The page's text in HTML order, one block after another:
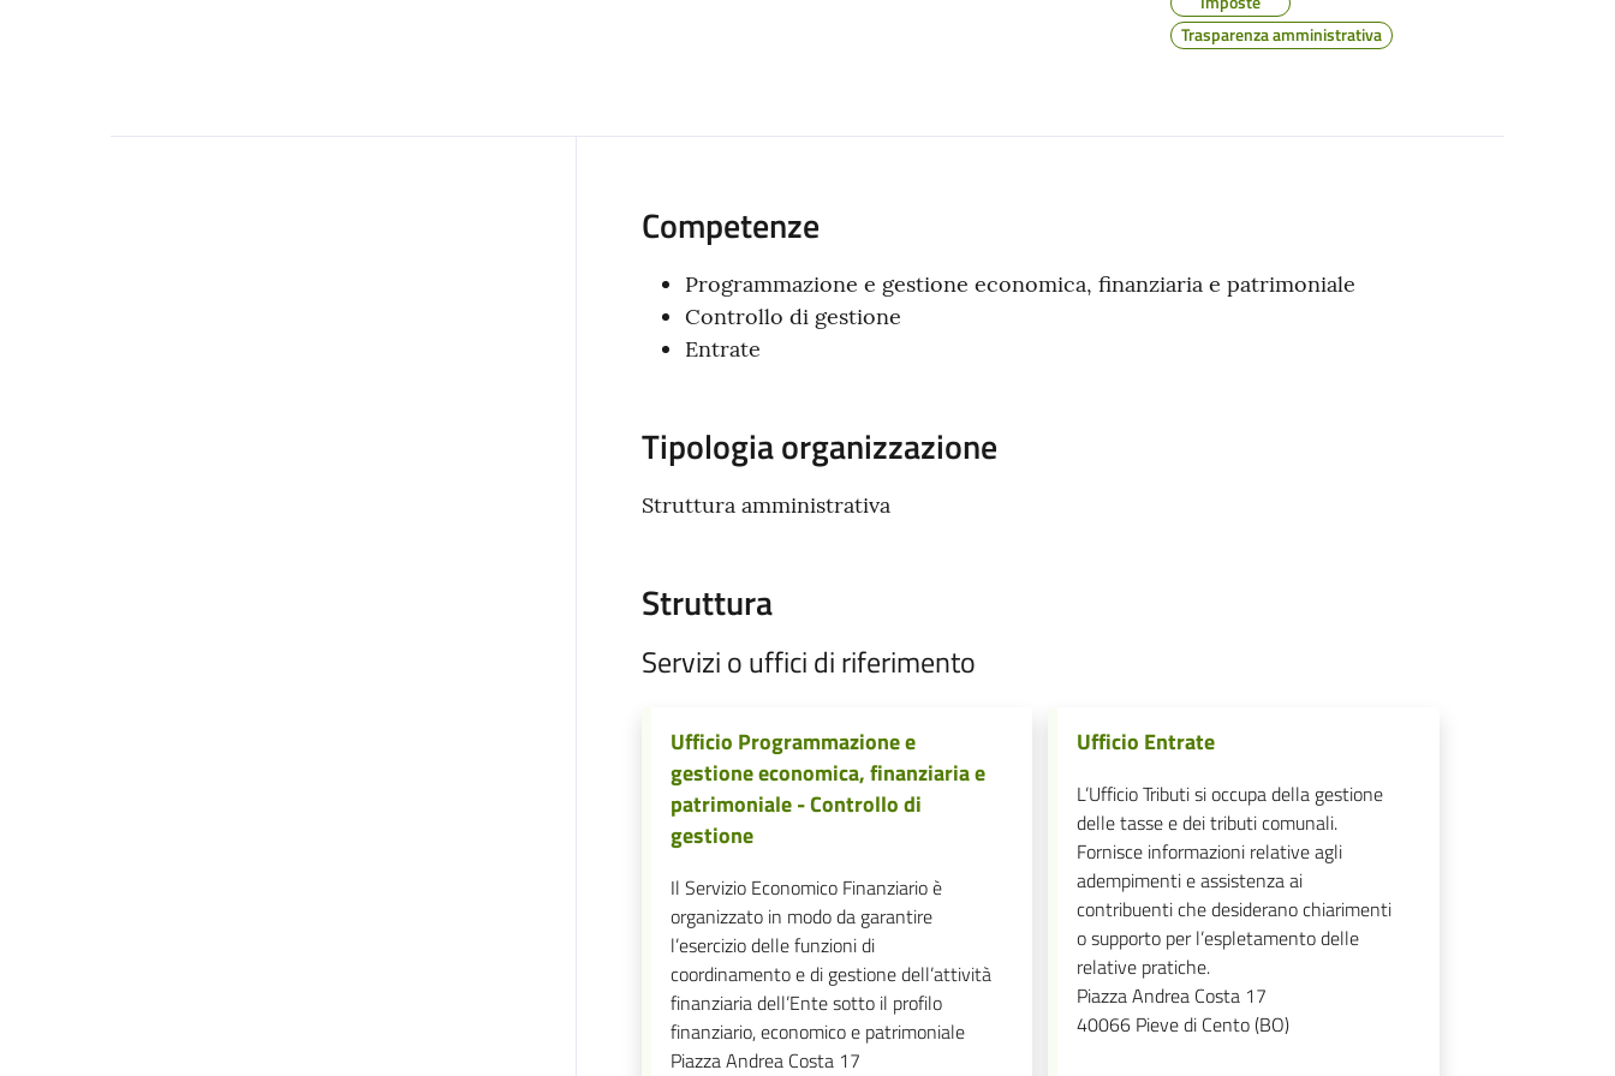
Trasparenza amministrativa
Competenze
Programmazione e gestione economica, finanziaria e patrimoniale
Controllo di gestione
Entrate
Tipologia organizzazione
Struttura amministrativa
Struttura
Servizi o uffici di riferimento
Ufficio Programmazione e
gestione economica, finanziaria e
patrimoniale - Controllo di
gestione
Il Servizio Economico Finanziario è
organizzato in modo da garantire
l’esercizio delle funzioni di
coordinamento e di gestione dell’attività
finanziaria dell’Ente sotto il profilo
finanziario, economico e patrimoniale
Piazza Andrea Costa 17
Ufficio Entrate
L’Ufficio Tributi si occupa della gestione
delle tasse e dei tributi comunali.
Fornisce informazioni relative agli
adempimenti e assistenza ai
contribuenti che desiderano chiarimenti
o supporto per l’espletamento delle
relative pratiche.
Piazza Andrea Costa 17
40066 Pieve di Cento (BO)